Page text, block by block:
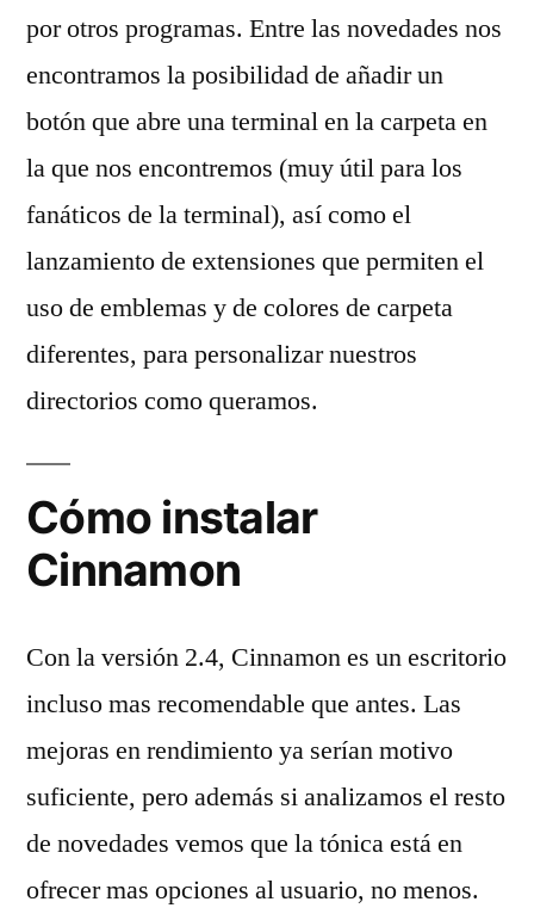
por otros programas. Entre las novedades nos
encontramos la posibilidad de añadir un
botón que abre una terminal en la carpeta en
la que nos encontremos (muy útil para los
fanáticos de la terminal), así como el
lanzamiento de extensiones que permiten el
uso de emblemas y de colores de carpeta
diferentes, para personalizar nuestros
directorios como queramos.
Cómo instalar
Cinnamon
Con la versión 2.4, Cinnamon es un escritorio
incluso mas recomendable que antes. Las
mejoras en rendimiento ya serían motivo
suficiente, pero además si analizamos el resto
de novedades vemos que la tónica está en
ofrecer mas opciones al usuario, no menos.